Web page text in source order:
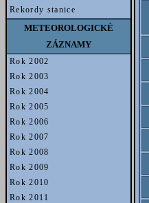
Rekordy stanice
METEOROLOGICKÉ
ZÁZNAMY
Rok 2002
Rok 2003
Rok 2004
Rok 2005
Rok 2006
Rok 2007
Rok 2008
Rok 2009
Rok 2010
Rok 2011